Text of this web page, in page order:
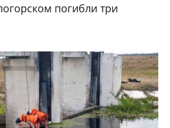
погибли три